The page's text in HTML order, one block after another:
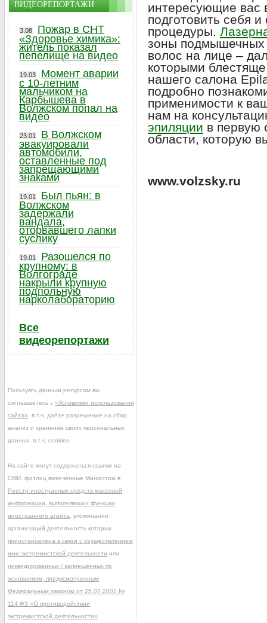
интересующие вас
подготовить себя
процедуры.
зоны подмышечных
волос на лице –
которыми
нашего салона
подробно
применимости к
нам на
эпиляции в первую
области, которую
www.volzsky.ru
ВИДЕОРЕПОРТАЖИ
3.08
Пожар в СНТ
«Здоровье химика»:
житель показал
пепелище на видео
19.03
Момент аварии
с 10-летним
мальчиком на
Карбышева в
Волжском попал на
видео
23.01
В Волжском
эвакуировали
автомобили,
оставленные под
запрещающими
знаками
19.01
Был пьян: в
Волжском
задержали
вандала,
оторвавшего лапки
суслику
19.01
Разошелся по
крупному: в
Волгограде
накрыли крупную
подпольную
нарколабораторию
Все
видеорепортажи
Пользуясь данным ресурсом вы
соглашаетесь с «Условиями использования
сайта» , в т.ч. даёте разрешение на сбор,
анализ и хранение своих персональных
данных, в т.ч. cookies.
На сайте могут содержаться ссылки на
СМИ, физлиц включённые Минюстом в
Реестр иностранных средств массовой
информации, выполняющих функции
иностранного агента , упоминания
организаций деятельность которых
приостановлена в связи с осуществлением
ими экстремистской деятельности или
ликвидированных / запрещённых по
основаниям, предусмотренным
Федеральным законом от 25.07.2002 №
114-ФЗ «О противодействии
экстремистской деятельности»